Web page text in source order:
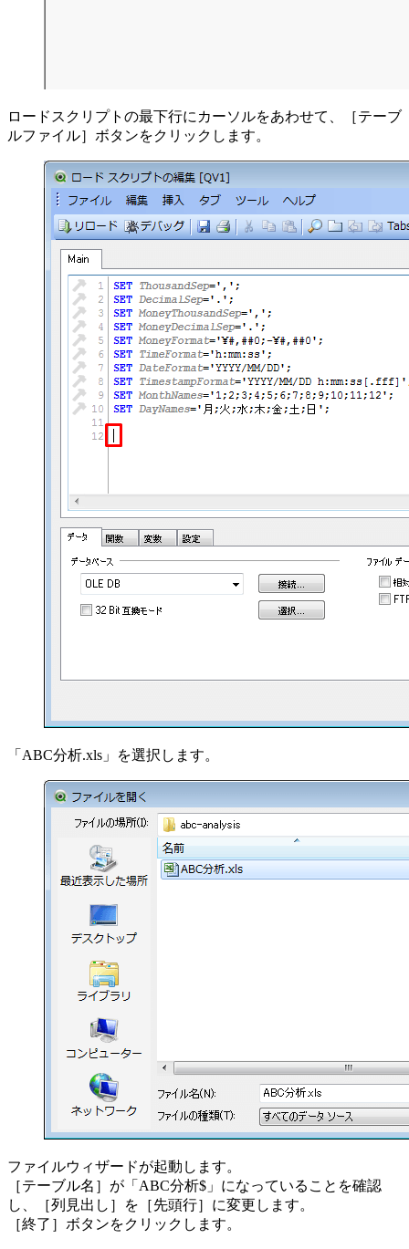
ロードスクリプトの最下行にカーソルをあわせて、［テーブ
ルファイル］ボタンをクリックします。
「ABC分析.xls」を選択します。
ファイルウィザードが起動します。
［テーブル名］が「ABC分析$」になっていることを確認
し、［列見出し］を［先頭行］に変更します。
［終了］ボタンをクリックします。